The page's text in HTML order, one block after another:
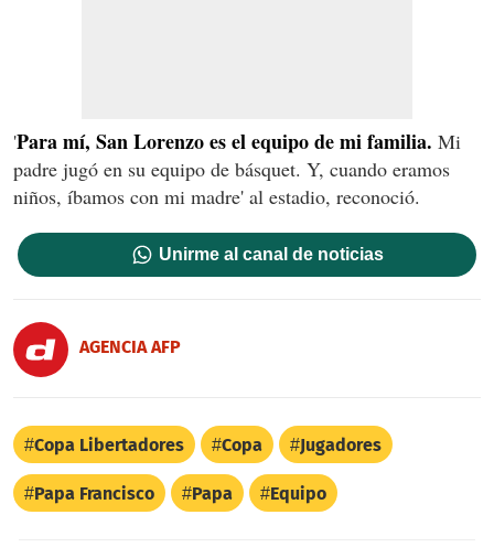
'Para mí, San Lorenzo es el equipo de mi familia. Mi
padre jugó en su equipo de básquet. Y, cuando eramos
niños, íbamos con mi madre' al estadio, reconoció.
Unirme al canal de noticias
AGENCIA AFP
Copa Libertadores Copa Jugadores
Papa Francisco Papa Equipo